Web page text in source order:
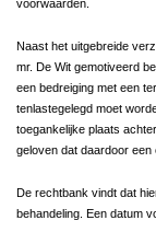
voorwaarden.
Naast het uitgebreide
mr. De Wit gemotiveerd
een bedreiging met een
tenlastegelegd moet
toegankelijke plaats
geloven dat daardoor een
De rechtbank vindt dat
behandeling. Een datum